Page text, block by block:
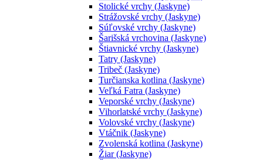
Stolické vrchy (Jaskyne)
Strážovské vrchy (Jaskyne)
Súľovské vrchy (Jaskyne)
Šarišská vrchovina (Jaskyne)
Štiavnické vrchy (Jaskyne)
Tatry (Jaskyne)
Tribeč (Jaskyne)
Turčianska kotlina (Jaskyne)
Veľká Fatra (Jaskyne)
Veporské vrchy (Jaskyne)
Vihorlatské vrchy (Jaskyne)
Volovské vrchy (Jaskyne)
Vtáčnik (Jaskyne)
Zvolenská kotlina (Jaskyne)
Žiar (Jaskyne)